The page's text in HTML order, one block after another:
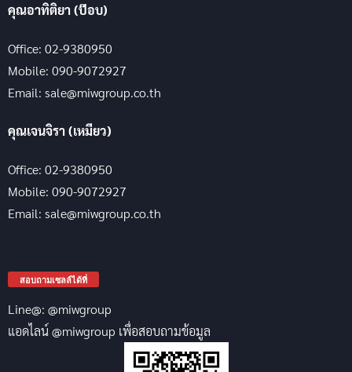
คุณอาทิติยา (ป๊อบ)
Office: 02-9380950
Mobile: 090-9072927
Email: sale@miwgroup.co.th
คุณเจนจิรา (เหมียว)
Office: 02-9380950
Mobile: 090-9072927
Email: sale@miwgroup.co.th
สอบถามเซลล์ได้ที่
Line@: @miwgroup
แอดไลน์ @miwgroup เพื่อสอบถามข้อมูล